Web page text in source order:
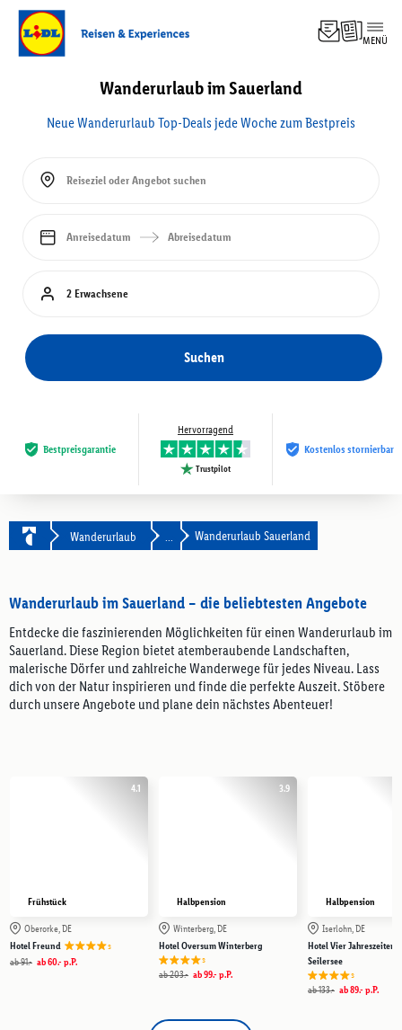
MENÜ
Wanderurlaub im Sauerland
Neue Wanderurlaub Top-Deals jede Woche zum Bestpreis
Reiseziel oder Angebot suchen
Anreisedatum Abreisedatum
2 Erwachsene
Suchen
Bestpreis­garantie
Hervorragend
Trustpilot
Kostenlos stornierbar
Wanderurlaub Wanderurlaub Sauerland
Wanderurlaub im Sauerland – die beliebtesten Angebote
Entdecke die faszinierenden Möglichkeiten für einen Wanderurlaub im
Sauerland. Diese Region bietet atemberaubende Landschaften,
malerische Dörfer und zahlreiche Wanderwege für jedes Niveau. Lass
dich von der Natur inspirieren und finde die perfekte Auszeit. Stöbere
durch unsere Angebote und plane dein nächstes Abenteuer!
4.1
Frühstück
Oberorke, DE
Hotel Freund
s
ab91.- ab60.- p.P.
3.9
Halbpension
Winterberg, DE
Hotel Oversum Winterberg
s
ab203.- ab99.- p.P.
Halbpension
Iserlohn, DE
Hotel Vier Jahreszeiten
Seilersee
s
ab133.- ab89.- p.P.